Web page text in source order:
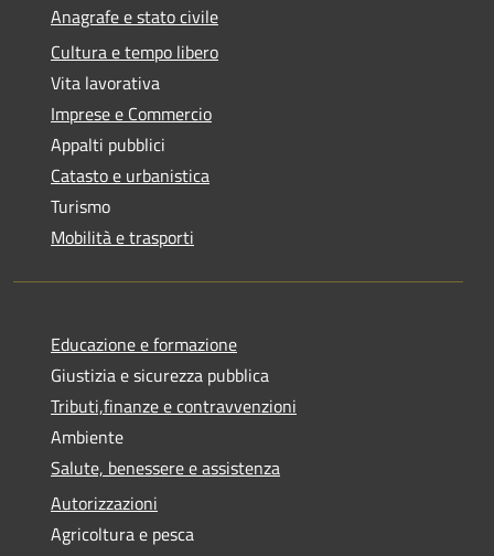
Anagrafe e stato civile
Cultura e tempo libero
Vita lavorativa
Imprese e Commercio
Appalti pubblici
Catasto e urbanistica
Turismo
Mobilità e trasporti
Educazione e formazione
Giustizia e sicurezza pubblica
Tributi,finanze e contravvenzioni
Ambiente
Salute, benessere e assistenza
Autorizzazioni
Agricoltura e pesca